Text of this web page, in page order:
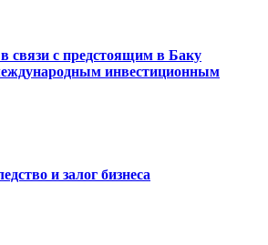
связи с предстоящим в Баку
инвестиционным
и залог бизнеса